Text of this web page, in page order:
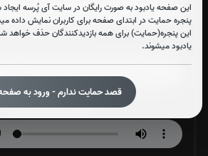
این صفحه یادبود به صورت رایگان در سایت آی پُرسه
پنجره حمایت در ابتدای صفحه برای کاربران نمایش داده
این پنجره(حمایت) برای همه بازدیدکنندگان حذف خواهد
یادبود میشوند.
قصد حمایت ندارم - ورود به صفحه
صوت جزء شماره 8